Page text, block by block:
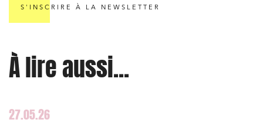
S'INSCRIRE À LA NEWSLETTER
À lire aussi...
27.05.26